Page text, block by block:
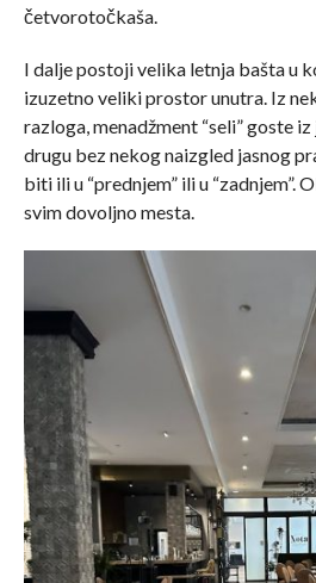
četvorotočkaša.
I dalje postoji velika letnja bašta u
izuzetno veliki prostor unutra. Iz
razloga, menadžment “seli” goste
drugu bez nekog naizgled jasnog
biti ili u “prednjem” ili u “zadnjem”.
svim dovoljno mesta.